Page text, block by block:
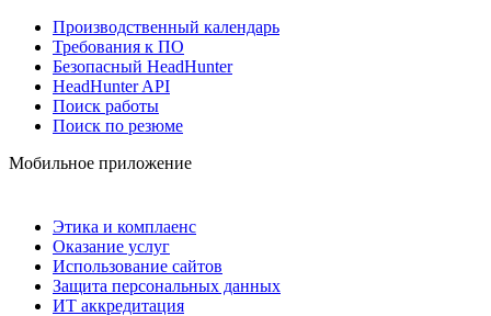
Производственный календарь
Требования к ПО
Безопасный HeadHunter
HeadHunter API
Поиск работы
Поиск по резюме
Мобильное приложение
Этика и комплаенс
Оказание услуг
Использование сайтов
Защита персональных данных
ИТ аккредитация